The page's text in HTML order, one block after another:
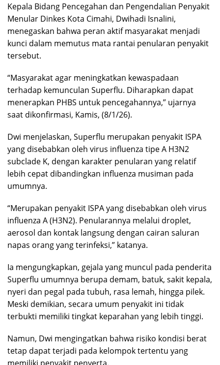
Kepala Bidang Pencegahan dan Pengendalian Penyakit
Menular Dinkes Kota Cimahi, Dwihadi Isnalini,
menegaskan bahwa peran aktif masyarakat menjadi
kunci dalam memutus mata rantai penularan penyakit
tersebut.
“Masyarakat agar meningkatkan kewaspadaan
terhadap kemunculan Superflu. Diharapkan dapat
menerapkan PHBS untuk pencegahannya,” ujarnya
saat dikonfirmasi, Kamis, (8/1/26).
Dwi menjelaskan, Superflu merupakan penyakit ISPA
yang disebabkan oleh virus influenza tipe A H3N2
subclade K, dengan karakter penularan yang relatif
lebih cepat dibandingkan influenza musiman pada
umumnya.
“Merupakan penyakit ISPA yang disebabkan oleh virus
influenza A (H3N2). Penularannya melalui droplet,
aerosol dan kontak langsung dengan cairan saluran
napas orang yang terinfeksi,” katanya.
Ia mengungkapkan, gejala yang muncul pada penderita
Superflu umumnya berupa demam, batuk, sakit kepala,
nyeri dan pegal pada tubuh, rasa lemah, hingga pilek.
Meski demikian, secara umum penyakit ini tidak
terbukti memiliki tingkat keparahan yang lebih tinggi.
Namun, Dwi mengingatkan bahwa risiko kondisi berat
tetap dapat terjadi pada kelompok tertentu yang